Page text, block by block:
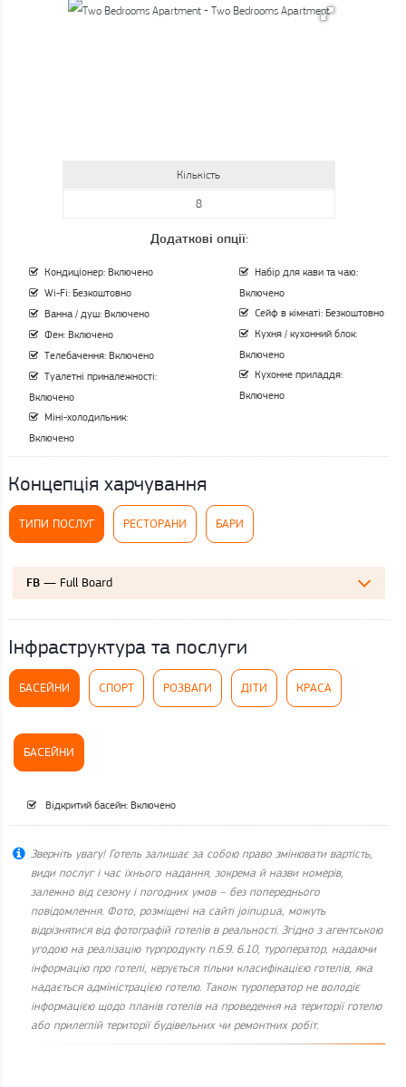
Кількість
8
Додаткові опції:
Кондиціонер: Включено
Wi-Fi: Безкоштовно
Ванна / душ: Включено
Фен: Включено
Телебачення: Включено
Туалетні приналежності:
Включено
Міні-холодильник:
Включено
Набір для кави та чаю:
Включено
Сейф в кімнаті: Безкоштовно
Кухня / кухонний блок:
Включено
Кухонне приладдя:
Включено
Концепція харчування
ТИПИ ПОСЛУГ РЕСТОРАНИ БАРИ
FB — Full Board
Інфраструктура та послуги
БАСЕЙНИ СПОРТ РОЗВАГИ ДІТИ КРАСА
БАСЕЙНИ
Відкритий басейн: Включено
Зверніть увагу! Готель залишає за собою право змінювати вартість,
види послуг і час їхнього надання, зокрема й назви номерів,
залежно від сезону і погодних умов – без попереднього
повідомлення. Фото, розміщені на сайті joinup.ua, можуть
відрізнятися від фотографій готелів в реальності. Згідно з агентською
угодою на реалізацію турпродукту п.6.9. 6.10, туроператор, надаючи
інформацію про готелі, керується тільки класифікацією готелів, яка
надається адміністрацією готелю. Також туроператор не володіє
інформацією щодо планів готелів на проведення на території готелю
або прилеглій території будівельних чи ремонтних робіт.